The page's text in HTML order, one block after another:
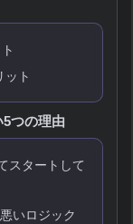
ット
つの理由
スタートして
いロジック